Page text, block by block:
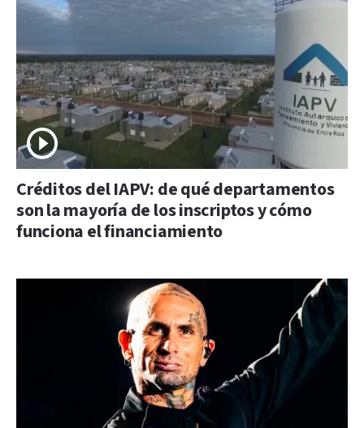
Créditos del IAPV: de qué departamentos
son la mayoría de los inscriptos y cómo
funciona el financiamiento